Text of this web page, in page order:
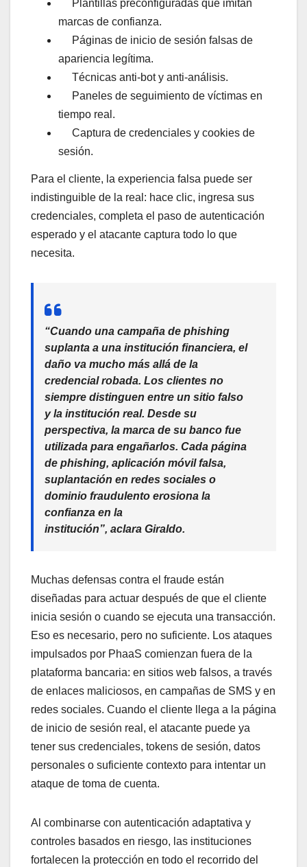
Plantillas preconfiguradas que imitan
marcas de confianza.
Páginas de inicio de sesión falsas de
apariencia legítima.
Técnicas anti-bot y anti-análisis.
Paneles de seguimiento de víctimas en
tiempo real.
Captura de credenciales y cookies de
sesión.
Para el cliente, la experiencia falsa puede ser
indistinguible de la real: hace clic, ingresa sus
credenciales, completa el paso de autenticación
esperado y el atacante captura todo lo que
necesita.
“Cuando una campaña de phishing
suplanta a una institución financiera, el
daño va mucho más allá de la
credencial robada. Los clientes no
siempre distinguen entre un sitio falso
y la institución real. Desde su
perspectiva, la marca de su banco fue
utilizada para engañarlos. Cada página
de phishing, aplicación móvil falsa,
suplantación en redes sociales o
dominio fraudulento erosiona la
confianza en la
institución”, aclara Giraldo.
Muchas defensas contra el fraude están
diseñadas para actuar después de que el cliente
inicia sesión o cuando se ejecuta una transacción.
Eso es necesario, pero no suficiente. Los ataques
impulsados por PhaaS comienzan fuera de la
plataforma bancaria: en sitios web falsos, a través
de enlaces maliciosos, en campañas de SMS y en
redes sociales. Cuando el cliente llega a la página
de inicio de sesión real, el atacante puede ya
tener sus credenciales, tokens de sesión, datos
personales o suficiente contexto para intentar un
ataque de toma de cuenta.
Al combinarse con autenticación adaptativa y
controles basados en riesgo, las instituciones
fortalecen la protección en todo el recorrido del